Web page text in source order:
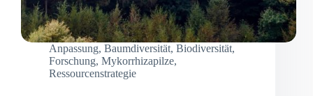
Anpassung, Baumdiversität, Biodiversität,
Forschung, Mykorrhizapilze,
Ressourcenstrategie